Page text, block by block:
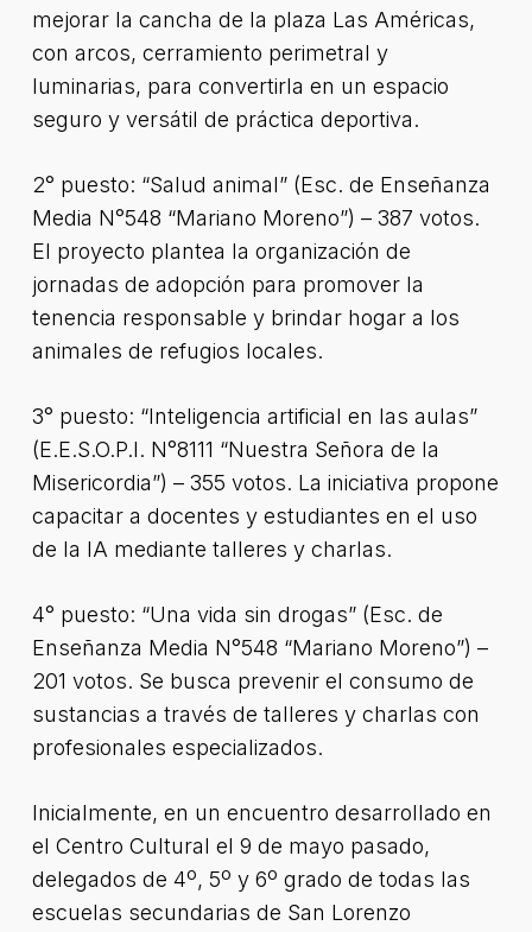
mejorar la cancha de la plaza Las Américas,
con arcos, cerramiento perimetral y
luminarias, para convertirla en un espacio
seguro y versátil de práctica deportiva.
2° puesto: “Salud animal” (Esc. de Enseñanza
Media N°548 “Mariano Moreno”) – 387 votos.
El proyecto plantea la organización de
jornadas de adopción para promover la
tenencia responsable y brindar hogar a los
animales de refugios locales.
3° puesto: “Inteligencia artificial en las aulas”
(E.E.S.O.P.I. N°8111 “Nuestra Señora de la
Misericordia”) – 355 votos. La iniciativa propone
capacitar a docentes y estudiantes en el uso
de la IA mediante talleres y charlas.
4° puesto: “Una vida sin drogas” (Esc. de
Enseñanza Media N°548 “Mariano Moreno”) –
201 votos. Se busca prevenir el consumo de
sustancias a través de talleres y charlas con
profesionales especializados.
Inicialmente, en un encuentro desarrollado en
el Centro Cultural el 9 de mayo pasado,
delegados de 4º, 5º y 6º grado de todas las
escuelas secundarias de San Lorenzo